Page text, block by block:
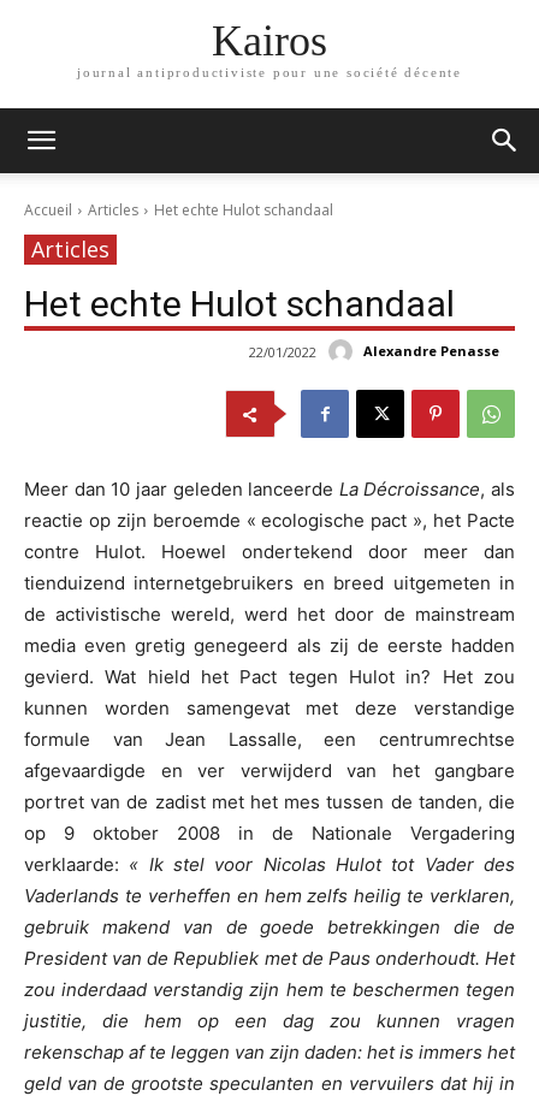
Kairos
journal antiproductiviste pour une société décente
Accueil Articles Het echte Hulot schandaal
Articles
Het echte Hulot schandaal
Alexandre Penasse
22/01/2022
Meer dan 10 jaar geleden lanceerde La Décroissance, als
reactie op zijn beroemde « ecologische pact », het Pacte
contre Hulot. Hoewel ondertekend door meer dan
tienduizend internetgebruikers en breed uitgemeten in
de activistische wereld, werd het door de mainstream
media even gretig genegeerd als zij de eerste hadden
gevierd. Wat hield het Pact tegen Hulot in? Het zou
kunnen worden samengevat met deze verstandige
formule van Jean Lassalle, een centrumrechtse
afgevaardigde en ver verwijderd van het gangbare
portret van de zadist met het mes tussen de tanden, die
op 9 oktober 2008 in de Nationale Vergadering
verklaarde: « Ik stel voor Nicolas Hulot tot Vader des
Vaderlands te verheffen en hem zelfs heilig te verklaren,
gebruik makend van de goede betrekkingen die de
President van de Republiek met de Paus onderhoudt. Het
zou inderdaad verstandig zijn hem te beschermen tegen
justitie, die hem op een dag zou kunnen vragen
rekenschap af te leggen van zijn daden: het is immers het
geld van de grootste speculanten en vervuilers dat hij in